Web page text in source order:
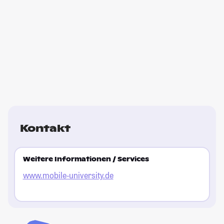
Kontakt
Weitere Informationen / Services
www.mobile-university.de